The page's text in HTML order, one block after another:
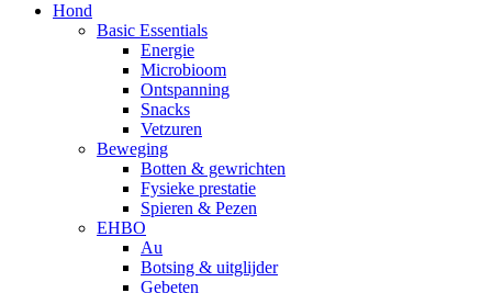
Hond
Basic Essentials
Energie
Microbioom
Ontspanning
Snacks
Vetzuren
Beweging
Botten & gewrichten
Fysieke prestatie
Spieren & Pezen
EHBO
Au
Botsing & uitglijder
Gebeten